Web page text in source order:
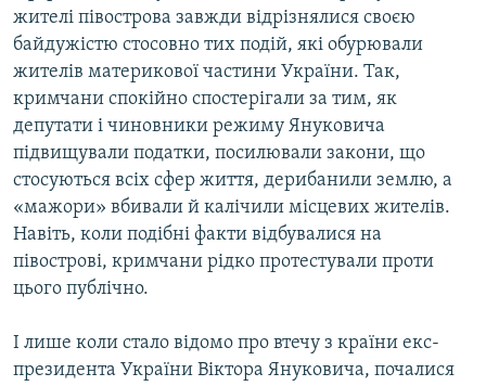
жителі півострова завжди відрізнялися своєю
байдужістю стосовно тих подій, які обурювали
жителів материкової частини України. Так,
кримчани спокійно спостерігали за тим, як
депутати і чиновники режиму Януковича
підвищували податки, посилювали закони, що
стосуються всіх сфер життя, дерибанили землю, а
«мажори» вбивали й калічили місцевих жителів.
Навіть, коли подібні факти відбувалися на
півострові, кримчани рідко протестували проти
цього публічно.
І лише коли стало відомо про втечу з країни екс-
президента України Віктора Януковича, почалися